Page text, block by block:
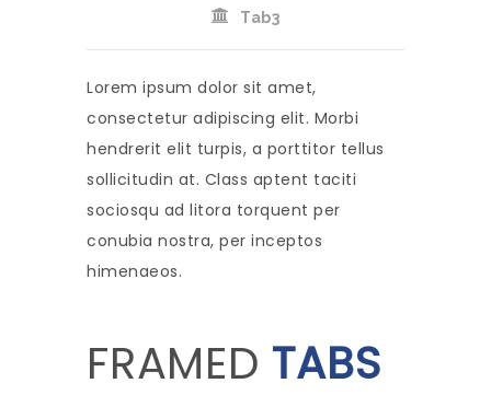
Tab3
Lorem ipsum dolor sit amet,
consectetur adipiscing elit. Morbi
hendrerit elit turpis, a porttitor tellus
sollicitudin at. Class aptent taciti
sociosqu ad litora torquent per
conubia nostra, per inceptos
himenaeos.
FRAMED TABS